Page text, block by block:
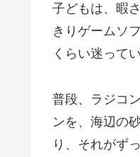
子どもは、暇
きりゲームソ
くらい迷って
普段、ラジコ
ンを、海辺の
り、それがず